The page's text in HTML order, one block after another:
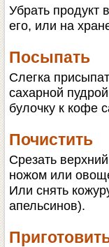
Убрать продукт
его, или на
Посыпать
Слегка
сахарной
булочку к кофе
Почистить
Срезать
ножом или
Или снять
апельсинов).